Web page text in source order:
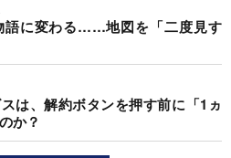
語に変わる……地図を「二度見す
は、解約ボタンを押す前に「1ヵ
か？